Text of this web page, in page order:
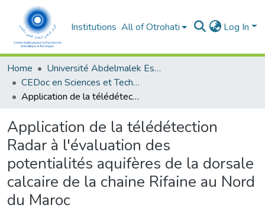
Institutions All of Otrohati Log In
Home
Université Abdelmalek Essaâdi - Tétouan
CEDoc en Sciences et Techniques et Sciences Médicales (CED - STSM)
Application de la télédétection Radar à l'évaluation des potentialités aquifères de la dorsale calcaire de la chaine Rifaine au Nord du Maroc
Application de la télédétection
Radar à l'évaluation des
potentialités aquifères de la dorsale
calcaire de la chaine Rifaine au Nord
du Maroc